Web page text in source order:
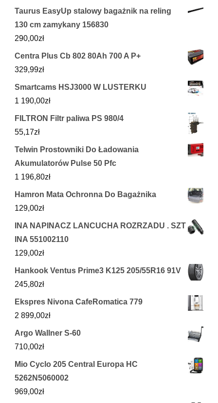
Taurus EasyUp stalowy bagażnik na reling
130 cm zamykany 156830
290,00zł
Centra Plus Cb 802 80Ah 700 A P+
329,99zł
Smartcams HSJ3000 W LUSTERKU
1 190,00zł
FILTRON Filtr paliwa PS 980/4
55,17zł
Telwin Prostowniki Do Ładowania
Akumulatorów Pulse 50 Pfc
1 196,80zł
Hamron Mata Ochronna Do Bagażnika
129,00zł
INA NAPINACZ LANCUCHA ROZRZADU . SZT
INA 551002110
129,00zł
Hankook Ventus Prime3 K125 205/55R16 91V
245,80zł
Ekspres Nivona CafeRomatica 779
2 899,00zł
Argo Wallner S-60
710,00zł
Mio Cyclo 205 Central Europa HC
5262N5060002
969,00zł